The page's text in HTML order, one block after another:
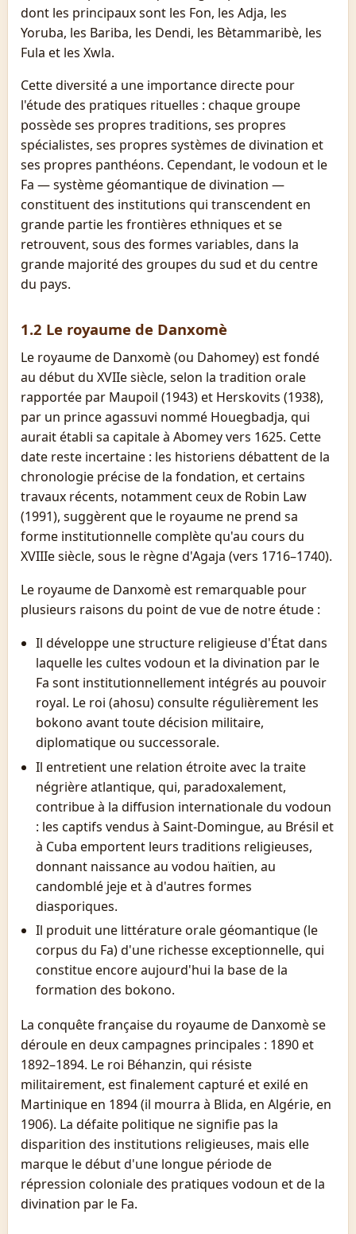
dont les principaux sont les Fon, les Adja, les
Yoruba, les Bariba, les Dendi, les Bètammaribè, les
Fula et les Xwla.
Cette diversité a une importance directe pour
l'étude des pratiques rituelles : chaque groupe
possède ses propres traditions, ses propres
spécialistes, ses propres systèmes de divination et
ses propres panthéons. Cependant, le vodoun et le
Fa — système géomantique de divination —
constituent des institutions qui transcendent en
grande partie les frontières ethniques et se
retrouvent, sous des formes variables, dans la
grande majorité des groupes du sud et du centre
du pays.
1.2 Le royaume de Danxomè
Le royaume de Danxomè (ou Dahomey) est fondé
au début du XVIIe siècle, selon la tradition orale
rapportée par Maupoil (1943) et Herskovits (1938),
par un prince agassuvi nommé Houegbadja, qui
aurait établi sa capitale à Abomey vers 1625. Cette
date reste incertaine : les historiens débattent de la
chronologie précise de la fondation, et certains
travaux récents, notamment ceux de Robin Law
(1991), suggèrent que le royaume ne prend sa
forme institutionnelle complète qu'au cours du
XVIIIe siècle, sous le règne d'Agaja (vers 1716–1740).
Le royaume de Danxomè est remarquable pour
plusieurs raisons du point de vue de notre étude :
Il développe une structure religieuse d'État dans
laquelle les cultes vodoun et la divination par le
Fa sont institutionnellement intégrés au pouvoir
royal. Le roi (ahosu) consulte régulièrement les
bokono avant toute décision militaire,
diplomatique ou successorale.
Il entretient une relation étroite avec la traite
négrière atlantique, qui, paradoxalement,
contribue à la diffusion internationale du vodoun
: les captifs vendus à Saint-Domingue, au Brésil et
à Cuba emportent leurs traditions religieuses,
donnant naissance au vodou haïtien, au
candomblé jeje et à d'autres formes
diasporiques.
Il produit une littérature orale géomantique (le
corpus du Fa) d'une richesse exceptionnelle, qui
constitue encore aujourd'hui la base de la
formation des bokono.
La conquête française du royaume de Danxomè se
déroule en deux campagnes principales : 1890 et
1892–1894. Le roi Béhanzin, qui résiste
militairement, est finalement capturé et exilé en
Martinique en 1894 (il mourra à Blida, en Algérie, en
1906). La défaite politique ne signifie pas la
disparition des institutions religieuses, mais elle
marque le début d'une longue période de
répression coloniale des pratiques vodoun et de la
divination par le Fa.